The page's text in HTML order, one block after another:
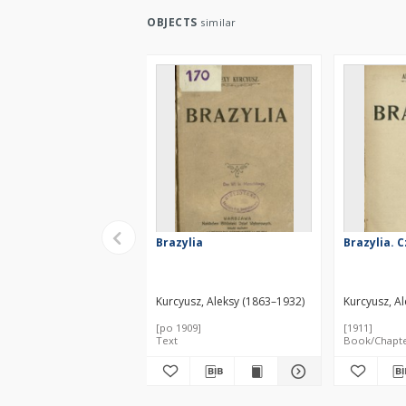
OBJECTS similar
Brazylia
Kurcyusz, Aleksy (1863–1932)
[po 1909]
Text
Brazylia.
Kurcyusz,
[1911]
Book/